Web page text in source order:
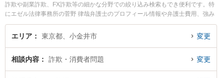
詐欺や副業詐欺、FX詐欺等の細かな分野での絞り込み検索もでき便利です。特
にエゼル法律事務所の菅野 律哉弁護士のプロフィール情報や弁護士費用、強み
などが注目されています。『小金井市で土日や夜間に発生した詐欺・消費者問
題のトラブルを今すぐに弁護士に相談したい』『詐欺・消費者問題のトラブル
相談者さんにおすすめです。
エリア 東京都、小金井市 変更
相談内容 詐欺・消費者問題 変更